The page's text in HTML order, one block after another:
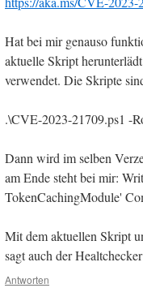
Hat bei mir genauso
aktuelle Skript
verwendet. Die Skripte
.\CVE-2023-21709.ps1 -
Dann wird im selben
am Ende steht bei mir:
TokenCachingModule'
Mit dem aktuellen Skript
sagt auch der
Antworten